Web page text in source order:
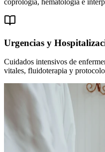
coprología, hematología e
Urgencias y
Cuidados intensivos de
vitales, fluidoterapia y